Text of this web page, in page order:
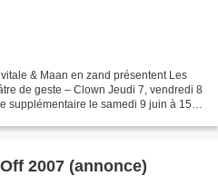
& Maan en zand présentent Les
de geste – Clown Jeudi 7, vendredi 8
supplémentaire le samedi 9 juin à 15 h
2007 (annonce)